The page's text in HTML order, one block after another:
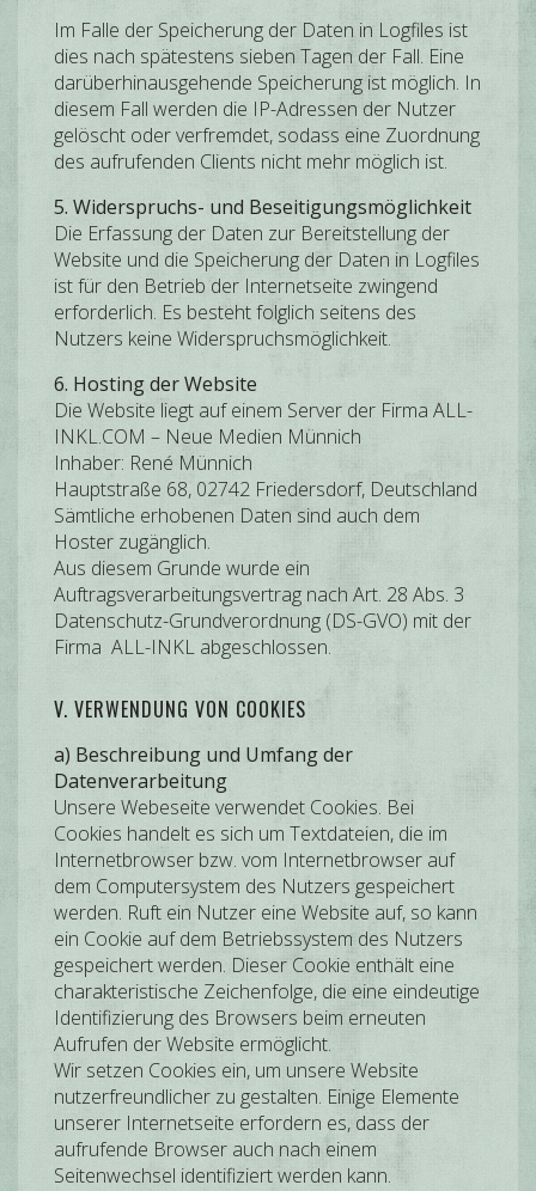
Im Falle der Speicherung der Daten in Logfiles ist
dies nach spätestens sieben Tagen der Fall. Eine
darüberhinausgehende Speicherung ist möglich. In
diesem Fall werden die IP-Adressen der Nutzer
gelöscht oder verfremdet, sodass eine Zuordnung
des aufrufenden Clients nicht mehr möglich ist.
5. Widerspruchs- und Beseitigungsmöglichkeit
Die Erfassung der Daten zur Bereitstellung der
Website und die Speicherung der Daten in Logfiles
ist für den Betrieb der Internetseite zwingend
erforderlich. Es besteht folglich seitens des
Nutzers keine Widerspruchsmöglichkeit.
6. Hosting der Website
Die Website liegt auf einem Server der Firma ALL-
INKL.COM – Neue Medien Münnich
Inhaber: René Münnich
Hauptstraße 68, 02742 Friedersdorf, Deutschland
Sämtliche erhobenen Daten sind auch dem
Hoster zugänglich.
Aus diesem Grunde wurde ein
Auftragsverarbeitungsvertrag nach Art. 28 Abs. 3
Datenschutz-Grundverordnung (DS-GVO) mit der
Firma ALL-INKL abgeschlossen.
V. VERWENDUNG VON COOKIES
a) Beschreibung und Umfang der
Datenverarbeitung
Unsere Webeseite verwendet Cookies. Bei
Cookies handelt es sich um Textdateien, die im
Internetbrowser bzw. vom Internetbrowser auf
dem Computersystem des Nutzers gespeichert
werden. Ruft ein Nutzer eine Website auf, so kann
ein Cookie auf dem Betriebssystem des Nutzers
gespeichert werden. Dieser Cookie enthält eine
charakteristische Zeichenfolge, die eine eindeutige
Identifizierung des Browsers beim erneuten
Aufrufen der Website ermöglicht.
Wir setzen Cookies ein, um unsere Website
nutzerfreundlicher zu gestalten. Einige Elemente
unserer Internetseite erfordern es, dass der
aufrufende Browser auch nach einem
Seitenwechsel identifiziert werden kann.